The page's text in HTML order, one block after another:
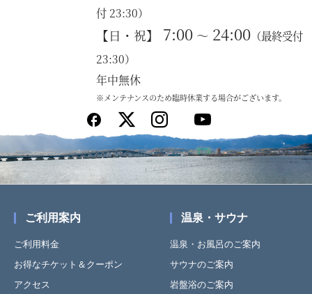
付 23:30）
【日・祝】 7:00～ 24:00（最終受付
23:30）
年中無休
※メンテナンスのため臨時休業する場合がございます。
ご利用案内
ご利用料金
お得なチケット＆クーポン
アクセス
温泉・サウナ
温泉・お風呂のご案内
サウナのご案内
岩盤浴のご案内